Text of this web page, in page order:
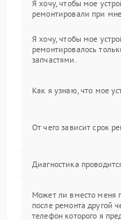
Я хочу, чтобы мое
ремонтировали при мне.
Я хочу, чтобы мое
ремонтировалось
запчастями.
Как я узнаю, что мое
От чего зависит срок
Диагностика
Может ли вместо меня
после ремонта другой
телефон которого я